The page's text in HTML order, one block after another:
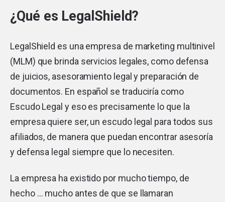
¿Qué es LegalShield?
LegalShield es una empresa de marketing multinivel
(MLM) que brinda servicios legales, como defensa
de juicios, asesoramiento legal y preparación de
documentos. En español se traduciría como
Escudo Legal y eso es precisamente lo que la
empresa quiere ser, un escudo legal para todos sus
afiliados, de manera que puedan encontrar asesoría
y defensa legal siempre que lo necesiten.
La empresa ha existido por mucho tiempo, de
hecho … mucho antes de que se llamaran